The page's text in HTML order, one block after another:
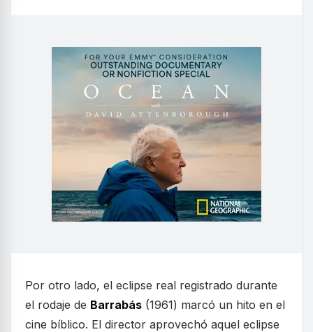
Por otro lado, el eclipse real registrado durante
el rodaje de Barrabás (1961) marcó un hito en el
cine bíblico. El director aprovechó aquel eclipse